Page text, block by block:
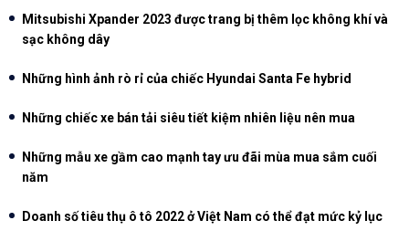
Mitsubishi Xpander 2023 được trang bị thêm lọc không khí và
sạc không dây
Những hình ảnh rò rỉ của chiếc Hyundai Santa Fe hybrid
Những chiếc xe bán tải siêu tiết kiệm nhiên liệu nên mua
Những mẫu xe gầm cao mạnh tay ưu đãi mùa mua sắm cuối
năm
Doanh số tiêu thụ ô tô 2022 ở Việt Nam có thể đạt mức kỷ lục